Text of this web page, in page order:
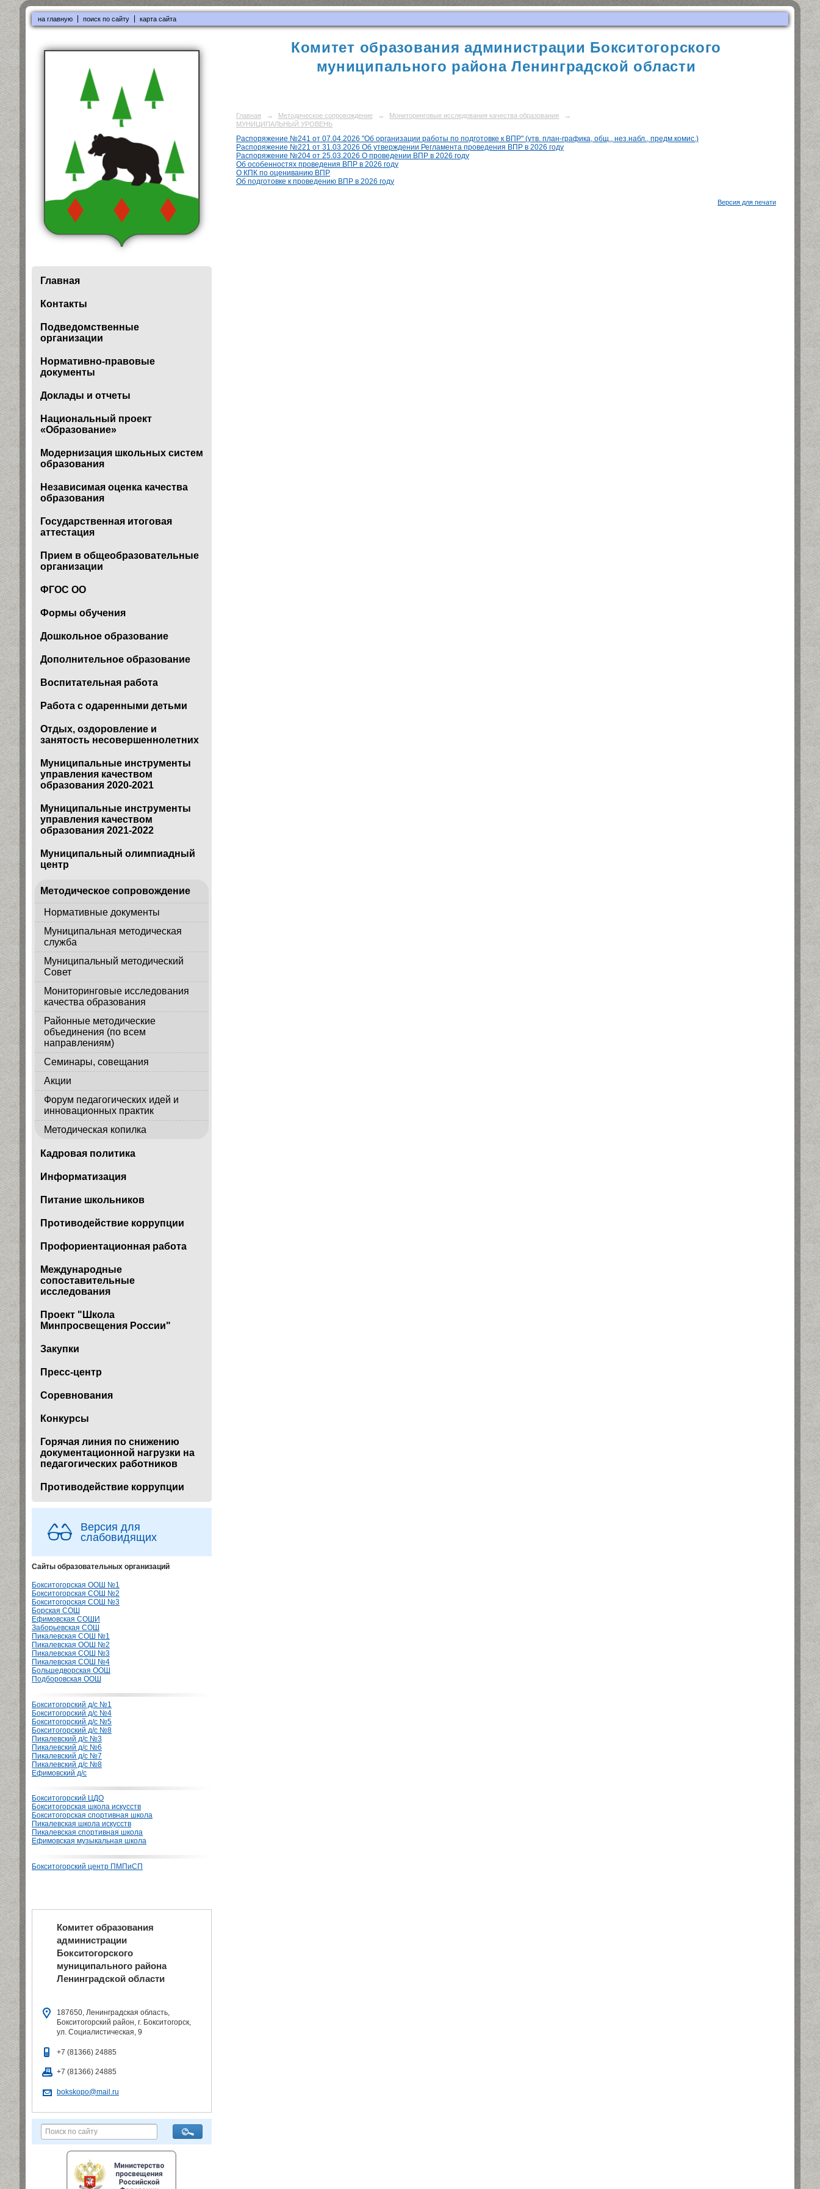
на главную поиск по сайту карта сайта
Главная
Контакты
Подведомственные
организации
Нормативно-правовые
документы
Доклады и отчеты
Национальный проект
«Образование»
Модернизация школьных систем
образования
Независимая оценка качества
образования
Государственная итоговая
аттестация
Прием в общеобразовательные
организации
ФГОС ОО
Формы обучения
Дошкольное образование
Дополнительное образование
Воспитательная работа
Работа с одаренными детьми
Отдых, оздоровление и
занятость несовершеннолетних
Муниципальные инструменты
управления качеством
образования 2020-2021
Муниципальные инструменты
управления качеством
образования 2021-2022
Муниципальный олимпиадный
центр
Методическое сопровождение
Нормативные документы
Муниципальная методическая
служба
Муниципальный методический
Совет
Мониторинговые исследования
качества образования
Районные методические
объединения (по всем
направлениям)
Семинары, совещания
Акции
Форум педагогических идей и
инновационных практик
Методическая копилка
Кадровая политика
Информатизация
Питание школьников
Противодействие коррупции
Профориентационная работа
Международные
сопоставительные
исследования
Проект "Школа
Минпросвещения России"
Закупки
Пресс-центр
Соревнования
Конкурсы
Горячая линия по снижению
документационной нагрузки на
педагогических работников
Противодействие коррупции
Версия для
слабовидящих
Сайты образовательных организаций
Бокситогорская ООШ №1
Бокситогорская СОШ №2
Бокситогорская СОШ №3
Борская СОШ
Ефимовская СОШИ
Заборьевская СОШ
Пикалевская СОШ №1
Пикалевская ООШ №2
Пикалевская СОШ №3
Пикалевская СОШ №4
Большедворская ООШ
Подборовская ООШ
Бокситогорский д/с №1
Бокситогорский д/с №4
Бокситогорский д/с №5
Бокситогорский д/с №8
Пикалевский д/с №3
Пикалевский д/с №6
Пикалевский д/с №7
Пикалевский д/с №8
Ефимовский д/с
Бокситогорский ЦДО
Бокситогорская школа искусств
Бокситогорская спортивная школа
Пикалевская школа искусств
Пикалевская спортивная школа
Ефимовская музыкальная школа
Бокситогорский центр ПМПиСП
Комитет образования
администрации
Бокситогорского
муниципального района
Ленинградской области
187650, Ленинградская область,
Бокситогорский район, г. Бокситогорск,
ул. Социалистическая, 9
+7 (81366) 24885
+7 (81366) 24885
bokskopo@mail.ru
Комитет образования администрации Бокситогорского
муниципального района Ленинградской области
Главная → Методическое сопровождение → Мониторинговые исследования качества образования
→
МУНИЦИПАЛЬНЫЙ УРОВЕНЬ
Распоряжение №241 от 07.04.2026 "Об организации работы по подготовке к ВПР" (утв. план-графика, общ., нез.набл., предм.комис.)
Распоряжение №221 от 31.03.2026 Об утверждении Регламента проведения ВПР в 2026 году
Распоряжение №204 от 25.03.2026 О проведении ВПР в 2026 году
Об особенностях проведения ВПР в 2026 году
О КПК по оцениванию ВПР
Об подготовке к проведению ВПР в 2026 году
Версия для печати